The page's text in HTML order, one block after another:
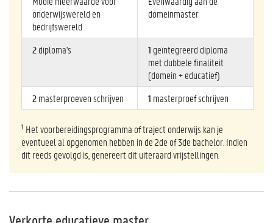
onderwijswereld en
bedrijfswereld
domeinmaster
2diploma's 1 geïntegreerd diploma
met dubbele finaliteit
(domein + educatief)
2masterproeven schrijven 1 masterproef schrijven
1 Het voorbereidingsprogramma of traject onderwijs kan je
eventueel al opgenomen hebben in de 2de of 3de bachelor. Indien
dit reeds gevolgd is, genereert dit uiteraard vrijstellingen.